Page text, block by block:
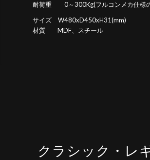
耐荷重 0～300Kg(フルコンメカ仕様
サイズ W480xD450xH31(mm)
材質 MDF、スチール
クラシック・レ